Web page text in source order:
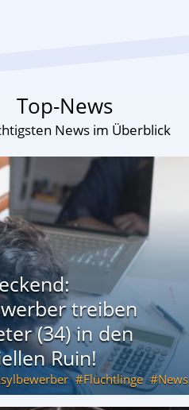
Top-News
News im Überblick
treiben
(34) in den
Ruin!
Flüchtlinge News